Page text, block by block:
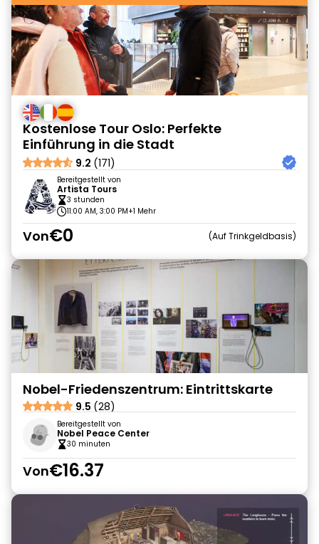
Kostenlose Tour Oslo: Perfekte
Einführung in die Stadt
9.2 (171)
Bereitgestellt von
Artista Tours
3 stunden
11:00 AM, 3:00 PM+1 Mehr
Von€0 Auf Trinkgeldbasis
Nobel-Friedenszentrum: Eintrittskarte
9.5 (28)
Bereitgestellt von
Nobel Peace Center
30 minuten
Von€16.37